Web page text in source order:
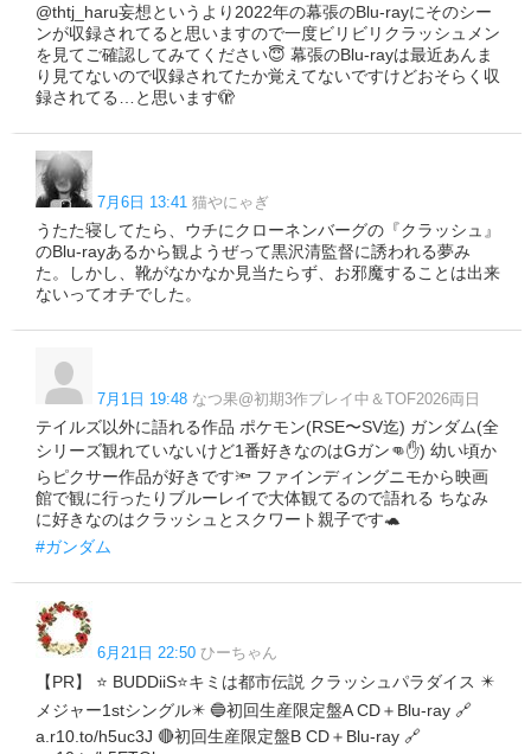
@thtj_haru妄想というより2022年の幕張のBlu-rayにそのシー
ンが収録されてると思いますので一度ビリビリクラッシュメン
を見てご確認してみてください😇 幕張のBlu-rayは最近あんま
り見てないので収録されてたか覚えてないですけどおそらく収
録されてる…と思います🫣
7月6日 13:41 猫やにゃぎ
うたた寝してたら、ウチにクローネンバーグの『クラッシュ』
のBlu-rayあるから観ようぜって黒沢清監督に誘われる夢み
た。しかし、靴がなかなか見当たらず、お邪魔することは出来
ないってオチでした。
7月1日 19:48 なつ果@初期3作プレイ中＆TOF2026両日
テイルズ以外に語れる作品 ポケモン(RSE〜SV迄) ガンダム(全
シリーズ観れていないけど1番好きなのはGガン👊✋) 幼い頃か
らピクサー作品が好きです🔦 ファインディングニモから映画
館で観に行ったりブルーレイで大体観てるので語れる ちなみ
に好きなのはクラッシュとスクワート親子です🐢
#ガンダム
6月21日 22:50 ひーちゃん
【PR】 ⭐️ BUDDiiS⭐️キミは都市伝説 クラッシュパラダイス ✴️
メジャー1stシングル✴️ 🔵初回生産限定盤A CD＋Blu-ray 🔗
a.r10.to/h5uc3J 🔴初回生産限定盤B CD＋Blu-ray 🔗